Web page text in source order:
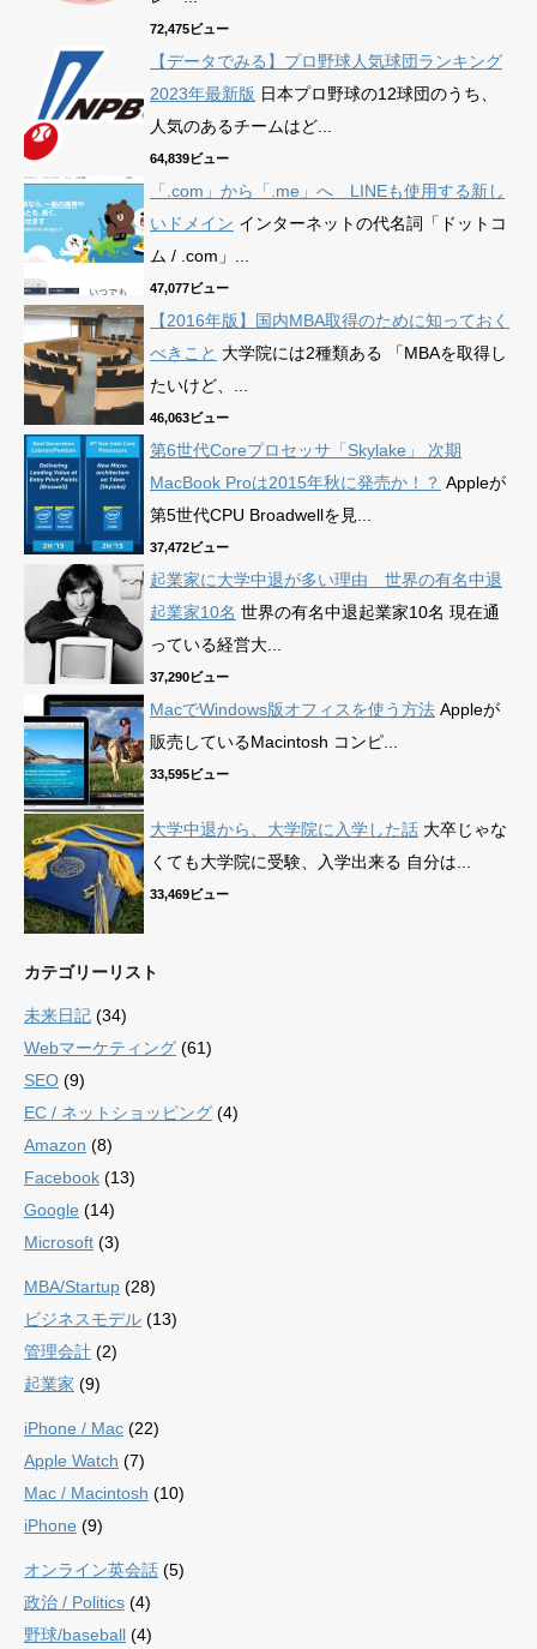
72,475ビュー
【データでみる】プロ野球人気球団ランキング
2023年最新版 日本プロ野球の12球団のうち、
人気のあるチームはど...
64,839ビュー
「.com」から「.me」へ LINEも使用する新し
いドメイン インターネットの代名詞「ドットコ
ム / .com」...
47,077ビュー
【2016年版】国内MBA取得のために知っておく
べきこと 大学院には2種類ある 「MBAを取得し
たいけど、...
46,063ビュー
第6世代Coreプロセッサ「Skylake」 次期
MacBook Proは2015年秋に発売か！？ Appleが
第5世代CPU Broadwellを見...
37,472ビュー
起業家に大学中退が多い理由 世界の有名中退
起業家10名 世界の有名中退起業家10名 現在通
っている経営大...
37,290ビュー
MacでWindows版オフィスを使う方法 Appleが
販売しているMacintosh コンピ...
33,595ビュー
大学中退から、大学院に入学した話 大卒じゃな
くても大学院に受験、入学出来る 自分は...
33,469ビュー
カテゴリーリスト
未来日記 (34)
Webマーケティング (61)
SEO (9)
EC / ネットショッピング (4)
Amazon (8)
Facebook (13)
Google (14)
Microsoft (3)
MBA/Startup (28)
ビジネスモデル (13)
管理会計 (2)
起業家 (9)
iPhone / Mac (22)
Apple Watch (7)
Mac / Macintosh (10)
iPhone (9)
オンライン英会話 (5)
政治 / Politics (4)
野球/baseball (4)